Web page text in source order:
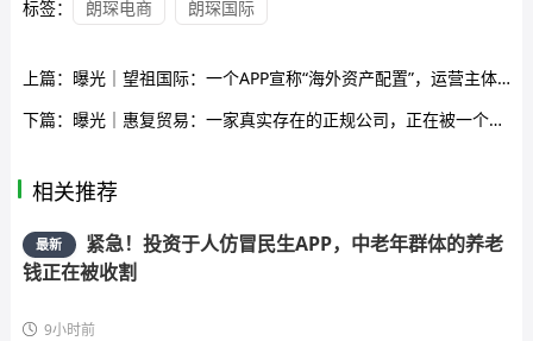
标签： 朗琛电商 朗琛国际
上篇： 曝光｜望祖国际：一个APP宣称“海外资产配置”，运营主体是北京一家正经做跨境电商的公司——但它跟这个APP半毛钱关系都没有
下篇： 曝光｜惠复贸易：一家真实存在的正规公司，正在被一个APP偷走招牌骗你的钱
相关推荐
最新
紧急！投资于人仿冒民生APP，中老年群体的养老
钱正在被收割
9小时前